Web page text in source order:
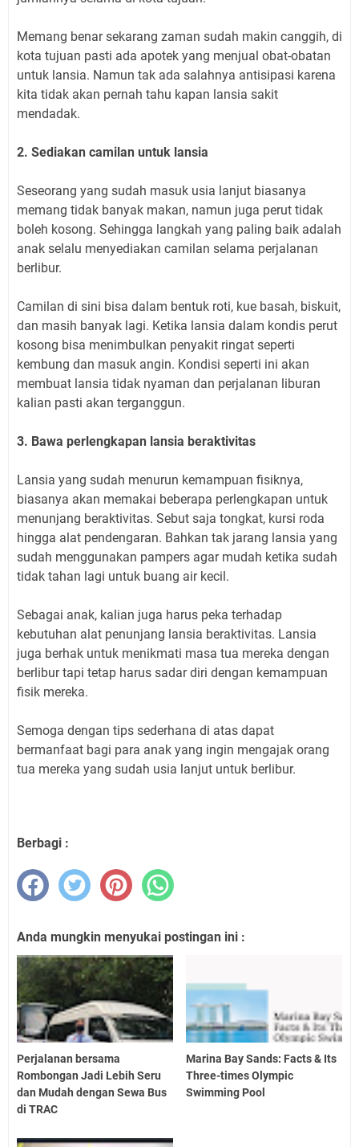
Memang benar sekarang zaman sudah makin canggih, di
kota tujuan pasti ada apotek yang menjual obat-obatan
untuk lansia. Namun tak ada salahnya antisipasi karena
kita tidak akan pernah tahu kapan lansia sakit
mendadak.
2. Sediakan camilan untuk lansia
Seseorang yang sudah masuk usia lanjut biasanya
memang tidak banyak makan, namun juga perut tidak
boleh kosong. Sehingga langkah yang paling baik adalah
anak selalu menyediakan camilan selama perjalanan
berlibur.
Camilan di sini bisa dalam bentuk roti, kue basah, biskuit,
dan masih banyak lagi. Ketika lansia dalam kondis perut
kosong bisa menimbulkan penyakit ringat seperti
kembung dan masuk angin. Kondisi seperti ini akan
membuat lansia tidak nyaman dan perjalanan liburan
kalian pasti akan terganggun.
3. Bawa perlengkapan lansia beraktivitas
Lansia yang sudah menurun kemampuan fisiknya,
biasanya akan memakai beberapa perlengkapan untuk
menunjang beraktivitas. Sebut saja tongkat, kursi roda
hingga alat pendengaran. Bahkan tak jarang lansia yang
sudah menggunakan pampers agar mudah ketika sudah
tidak tahan lagi untuk buang air kecil.
Sebagai anak, kalian juga harus peka terhadap
kebutuhan alat penunjang lansia beraktivitas. Lansia
juga berhak untuk menikmati masa tua mereka dengan
berlibur tapi tetap harus sadar diri dengan kemampuan
fisik mereka.
Semoga dengan tips sederhana di atas dapat
bermanfaat bagi para anak yang ingin mengajak orang
tua mereka yang sudah usia lanjut untuk berlibur.
Berbagi :
Anda mungkin menyukai postingan ini :
Perjalanan bersama
Rombongan Jadi Lebih Seru
dan Mudah dengan Sewa Bus
di TRAC
Marina Bay Sands: Facts & Its
Three-times Olympic
Swimming Pool